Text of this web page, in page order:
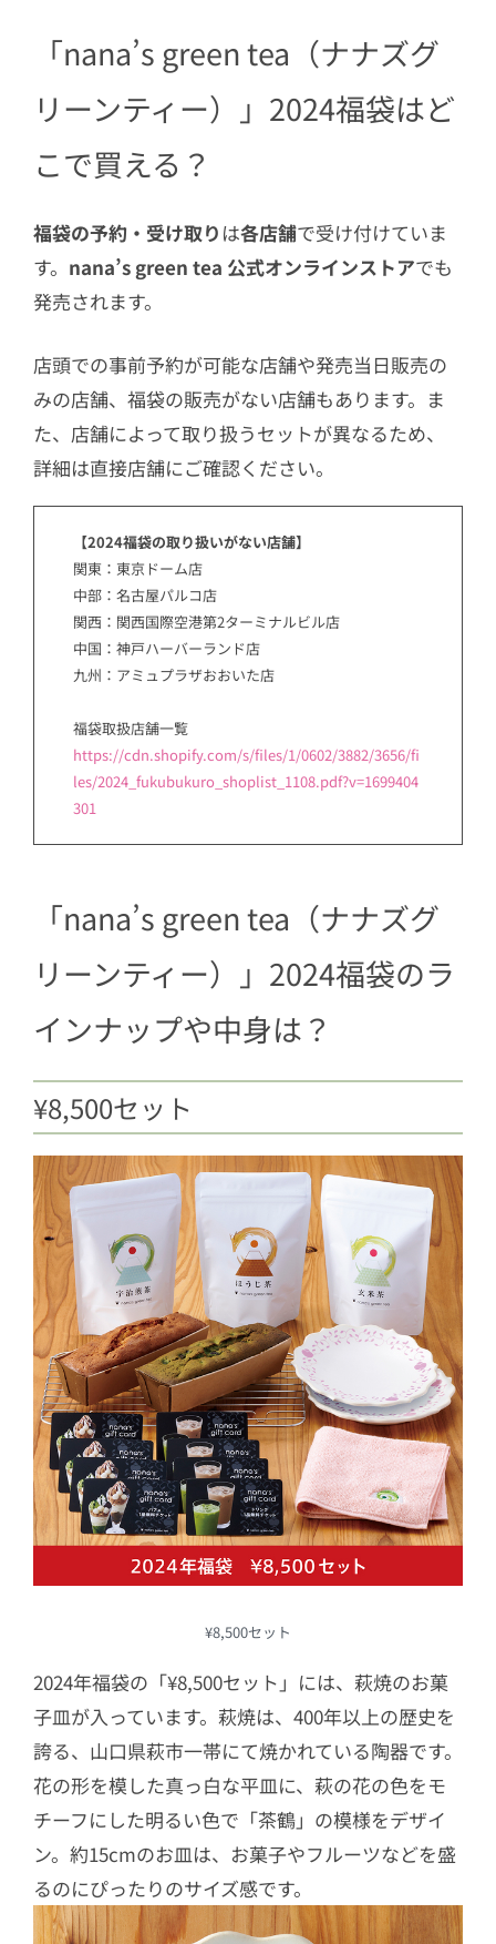
「nana’s green tea（ナナズグ
リーンティー）」2024福袋はど
こで買える？
福袋の予約・受け取り は各店舗で受け付けていま
す。 nana’s green tea 公式オンラインストアでも
発売されます。
店頭での事前予約が可能な店舗や発売当日販売の
みの店舗、福袋の販売がない店舗もあります。ま
た、店舗によって取り扱うセットが異なるため、
詳細は直接店舗にご確認ください。
【2024福袋の取り扱いがない店舗】
関東：東京ドーム店
中部：名古屋パルコ店
関西：関西国際空港第2ターミナルビル店
中国：神戸ハーバーランド店
九州：アミュプラザおおいた店
福袋取扱店舗一覧
https://cdn.shopify.com/s/files/1/0602/3882/3656/fi
les/2024_fukubukuro_shoplist_1108.pdf?v=1699404
301
「nana’s green tea（ナナズグ
リーンティー）」2024福袋のラ
インナップや中身は？
¥8,500セット
¥8,500セット
2024年福袋の「¥8,500セット」には、萩焼のお菓
子皿が入っています。萩焼は、400年以上の歴史を
誇る、山口県萩市一帯にて焼かれている陶器です。
花の形を模した真っ白な平皿に、萩の花の色をモ
チーフにした明るい色で「茶鶴」の模様をデザイ
ン。約15cmのお皿は、お菓子やフルーツなどを盛
るのにぴったりのサイズ感です。